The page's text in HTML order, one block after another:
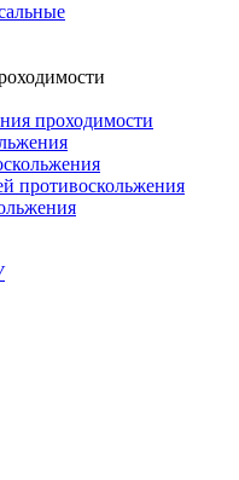
проходимости
противоскольжения